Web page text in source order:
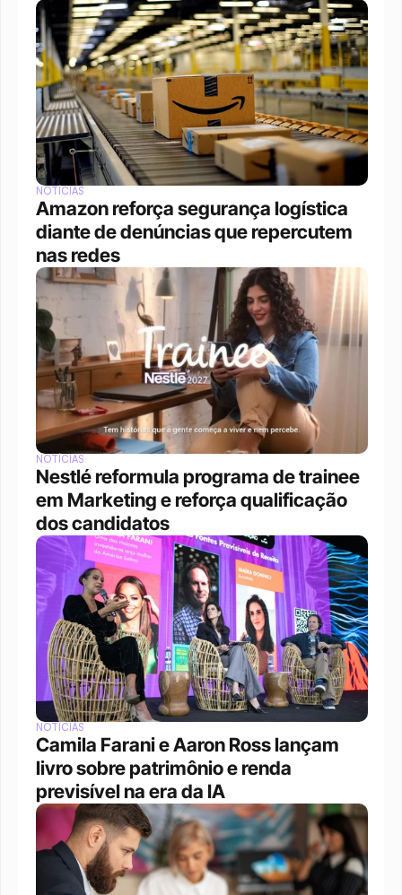
NOTÍCIAS
Amazon reforça segurança logística
diante de denúncias que repercutem
nas redes
NOTÍCIAS
Nestlé reformula programa de trainee
em Marketing e reforça qualificação
dos candidatos
NOTÍCIAS
Camila Farani e Aaron Ross lançam
livro sobre patrimônio e renda
previsível na era da IA